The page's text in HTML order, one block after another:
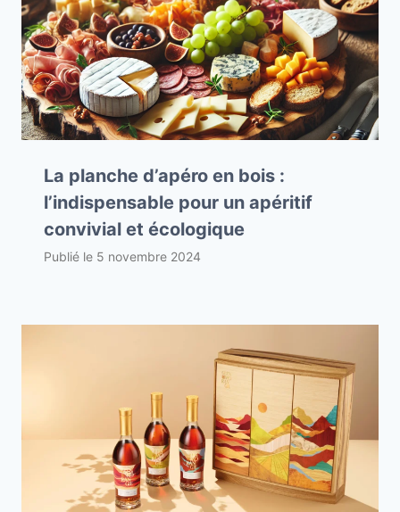
La planche d’apéro en bois :
l’indispensable pour un apéritif
convivial et écologique
Publié le 5 novembre 2024